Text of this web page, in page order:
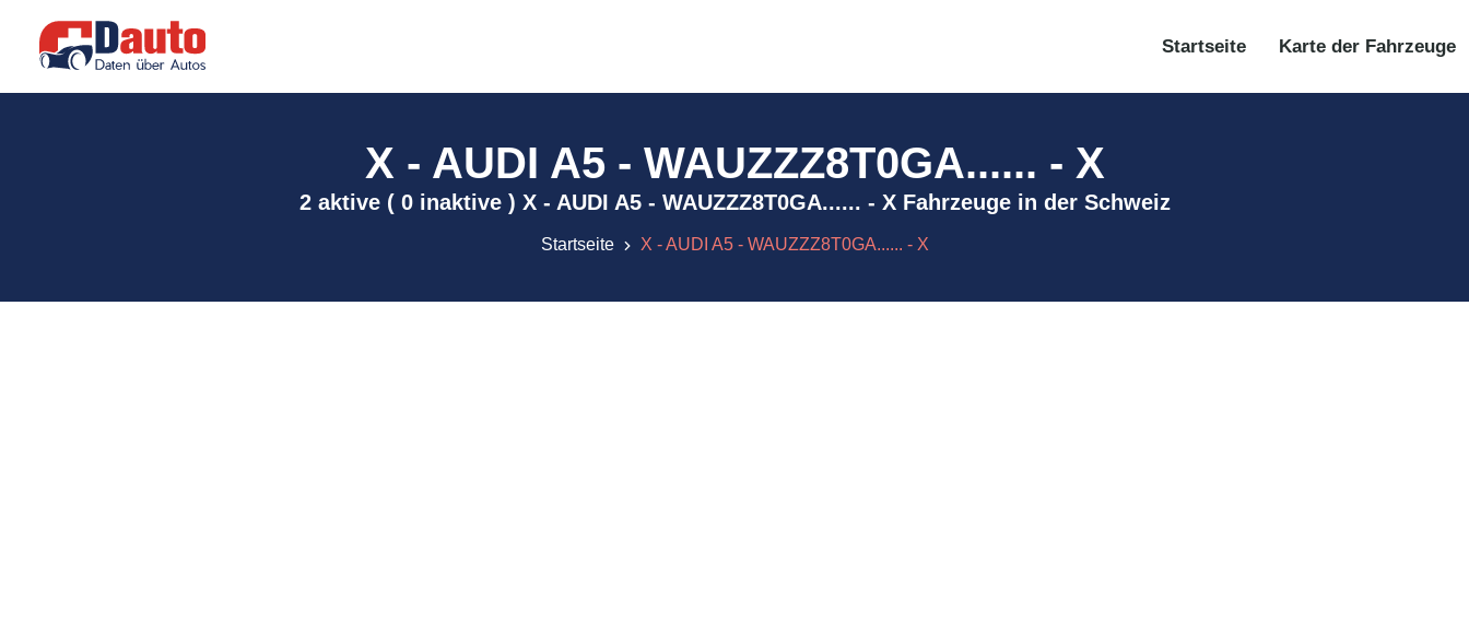
Startseite Karte der Fahrzeuge
X - AUDI A5 - WAUZZZ8T0GA...... - X
2 aktive ( 0 inaktive ) X - AUDI A5 - WAUZZZ8T0GA...... - X Fahrzeuge in der Schweiz
Startseite X - AUDI A5 - WAUZZZ8T0GA...... - X